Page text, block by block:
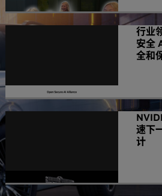
行业
安全
全和
速下
计